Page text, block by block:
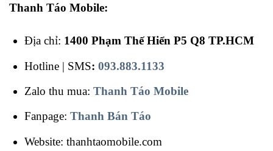
Thanh Táo Mobile:
Địa chỉ: 1400 Phạm Thế Hiển P5 Q8 TP.HCM
Hotline | SMS: 093.883.1133
Zalo thu mua: Thanh Táo Mobile
Fanpage: Thanh Bán Táo
Website: thanhtaomobile.com